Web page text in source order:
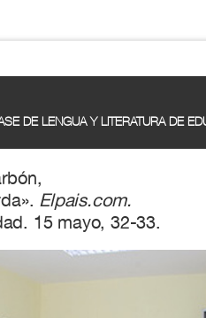
DE LENGUA Y LITERATURA DE
Elpais.com.
15 mayo, 32-33.